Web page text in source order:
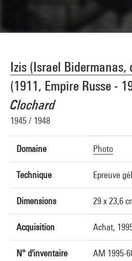
Izis (Israel Bidermanas,
(1911, Empire Russe -
Clochard
1945 / 1948
Domaine Photo
Technique Epreuve
Dimensions 29 x 23,6
Acquisition Achat,
N° d'inventaire AM 1995-